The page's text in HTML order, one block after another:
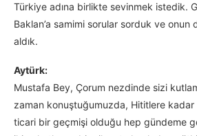
Türkiye adına birlikte sevinmek istedik.
Baklan’a samimi sorular sorduk ve onun
aldık.
Aytürk:
Mustafa Bey, Çorum nezdinde sizi
zaman konuştuğumuzda, Hititlere kadar
ticari bir geçmişi olduğu hep gündeme